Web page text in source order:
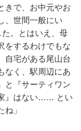
きで、お中元やお
、世間一般にい
た。とはいえ、母
をするわけでもな
自宅がある尾山台
なく、駅周辺にあ
と『サーティワン
』はない…… とい
」